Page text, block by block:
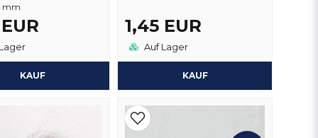
mm
KAUF
1,45 EUR
Auf Lager
KAUF